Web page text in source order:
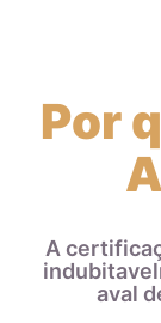
Por
A
aval